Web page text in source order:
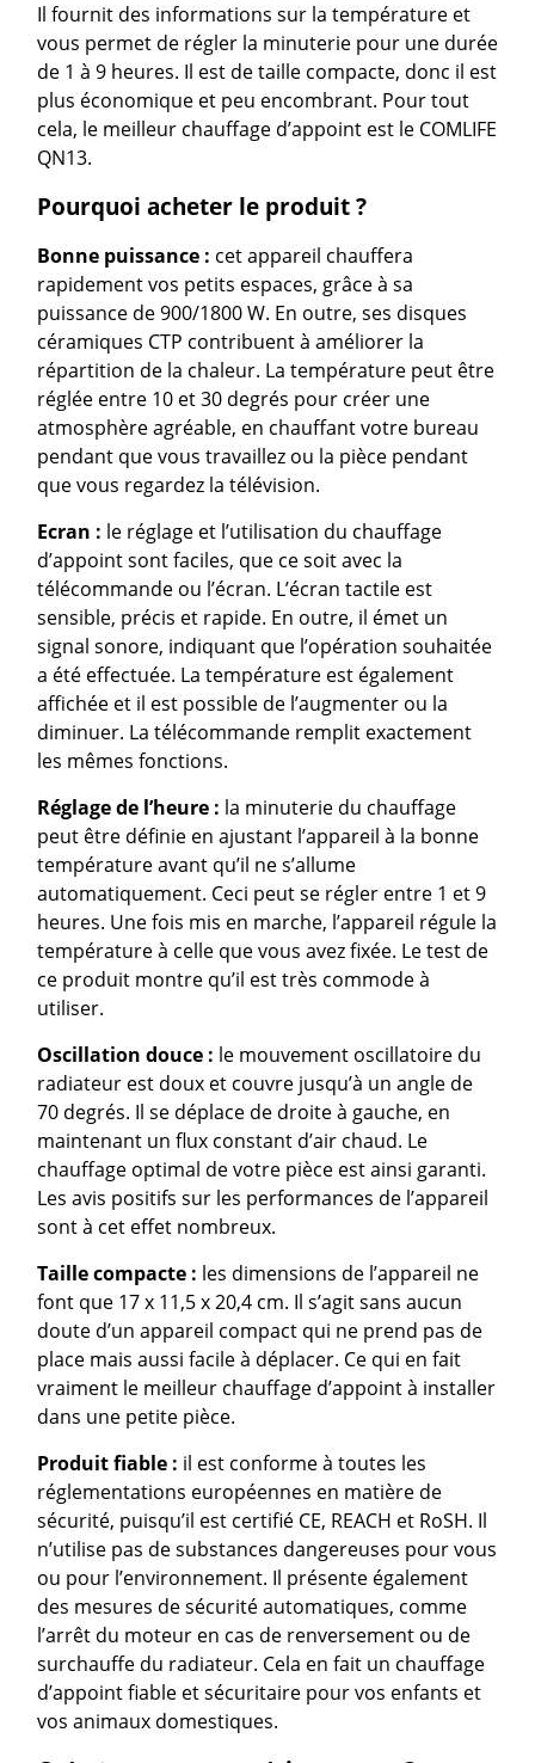
Il fournit des informations sur la température et
vous permet de régler la minuterie pour une durée
de 1 à 9 heures. Il est de taille compacte, donc il est
plus économique et peu encombrant. Pour tout
cela, le meilleur chauffage d’appoint est le COMLIFE
QN13.
Pourquoi acheter le produit ?
Bonne puissance : cet appareil chauffera
rapidement vos petits espaces, grâce à sa
puissance de 900/1800 W. En outre, ses disques
céramiques CTP contribuent à améliorer la
répartition de la chaleur. La température peut être
réglée entre 10 et 30 degrés pour créer une
atmosphère agréable, en chauffant votre bureau
pendant que vous travaillez ou la pièce pendant
que vous regardez la télévision.
Ecran : le réglage et l’utilisation du chauffage
d’appoint sont faciles, que ce soit avec la
télécommande ou l’écran. L’écran tactile est
sensible, précis et rapide. En outre, il émet un
signal sonore, indiquant que l’opération souhaitée
a été effectuée. La température est également
affichée et il est possible de l’augmenter ou la
diminuer. La télécommande remplit exactement
les mêmes fonctions.
Réglage de l’heure : la minuterie du chauffage
peut être définie en ajustant l’appareil à la bonne
température avant qu’il ne s’allume
automatiquement. Ceci peut se régler entre 1 et 9
heures. Une fois mis en marche, l’appareil régule la
température à celle que vous avez fixée. Le test de
ce produit montre qu’il est très commode à
utiliser.
Oscillation douce : le mouvement oscillatoire du
radiateur est doux et couvre jusqu’à un angle de
70 degrés. Il se déplace de droite à gauche, en
maintenant un flux constant d’air chaud. Le
chauffage optimal de votre pièce est ainsi garanti.
Les avis positifs sur les performances de l’appareil
sont à cet effet nombreux.
Taille compacte : les dimensions de l’appareil ne
font que 17 x 11,5 x 20,4 cm. Il s’agit sans aucun
doute d’un appareil compact qui ne prend pas de
place mais aussi facile à déplacer. Ce qui en fait
vraiment le meilleur chauffage d’appoint à installer
dans une petite pièce.
Produit fiable : il est conforme à toutes les
réglementations européennes en matière de
sécurité, puisqu’il est certifié CE, REACH et RoSH. Il
n’utilise pas de substances dangereuses pour vous
ou pour l’environnement. Il présente également
des mesures de sécurité automatiques, comme
l’arrêt du moteur en cas de renversement ou de
surchauffe du radiateur. Cela en fait un chauffage
d’appoint fiable et sécuritaire pour vos enfants et
vos animaux domestiques.